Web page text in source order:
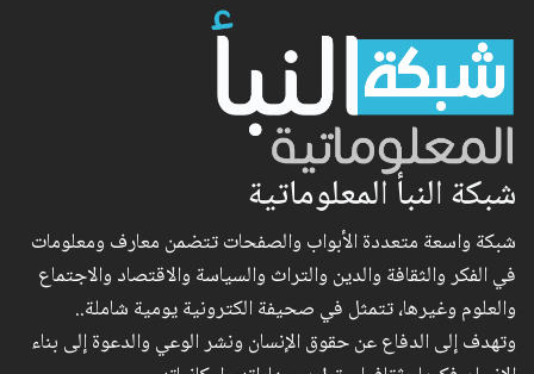
شبكة النبأ المعلوماتية
شبكة واسعة متعددة الأبواب والصفحات تتضمن معارف ومعلومات
في الفكر والثقافة والدين والتراث والسياسة والاقتصاد والاجتماع
والعلوم وغيرها، تتمثل في صحيفة الكترونية يومية شاملة..
وتهدف إلى الدفاع عن حقوق الإنسان ونشر الوعي والدعوة إلى بناء